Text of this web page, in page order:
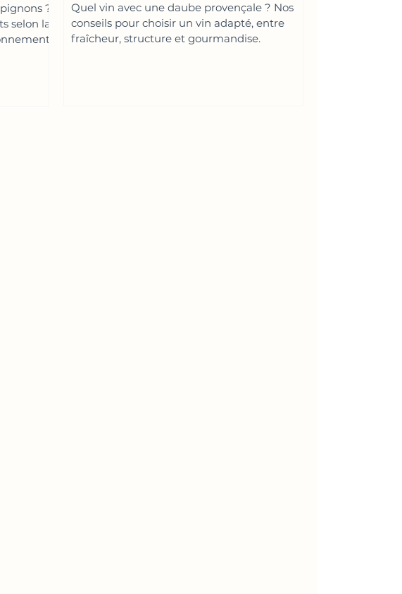
?
selon la
Quel vin avec une daube provençale ? Nos
conseils pour choisir un vin adapté, entre
fraîcheur, structure et gourmandise.